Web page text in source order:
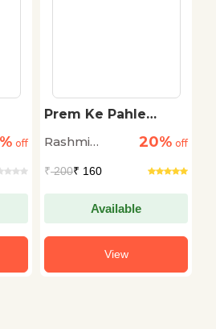
off
Prem Ke Pahle
Rashmi
20% off
₹200₹ 160
Available
View